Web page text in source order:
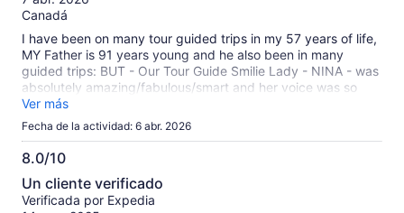
Canadá
I have been on many tour guided trips in my 57 years of life,
MY Father is 91 years young and he also been in many
guided trips: BUT - Our Tour Guide Smilie Lady - NINA - was
absolutely amazing/fabulous/smart and her voice was so
pleasant to listen to it for the entire tour. We had an
extraordinary experience. She was well informed, she was
listens and does his own thing; he followed her like a puppy
as he loved her knowledge of the Eiffel Tower. Nina was so
much fun to have around us, she was funny and kept us very
interested and engaged without feeling tired of the lines or
Ver más
Fecha de la actividad: 6 abr. 2026
8.0/10
8.0
de
Un cliente verificado
Verificada por Expedia